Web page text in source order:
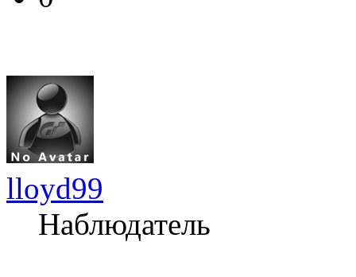
lloyd99
Наблюдатель